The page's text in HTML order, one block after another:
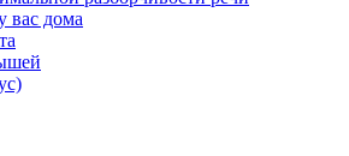
вас дома